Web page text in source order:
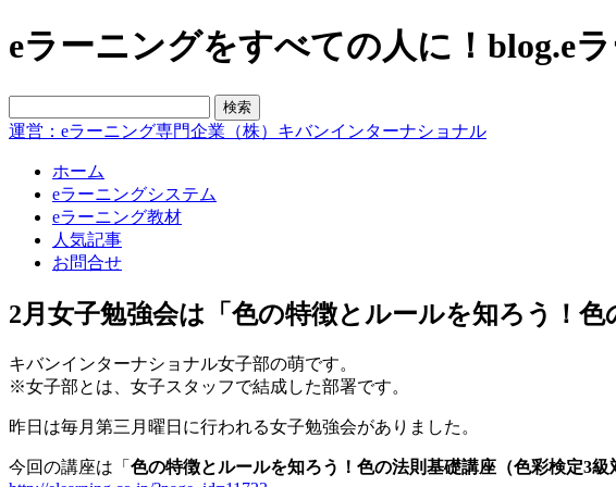
eラーニングをすべての人に！blog.e
運営：eラーニング専門企業（株）キバンインターナショナル
ホーム
eラーニングシステム
eラーニング教材
人気記事
お問合せ
2月女子勉強会は「色の特徴とルールを知ろう！
キバンインターナショナル女子部の萌です。
※女子部とは、女子スタッフで結成した部署です。
昨日は毎月第三月曜日に行われる女子勉強会がありました。
今回の講座は「 色の特徴とルールを知ろう！色の法則基礎講座（色彩検定3級